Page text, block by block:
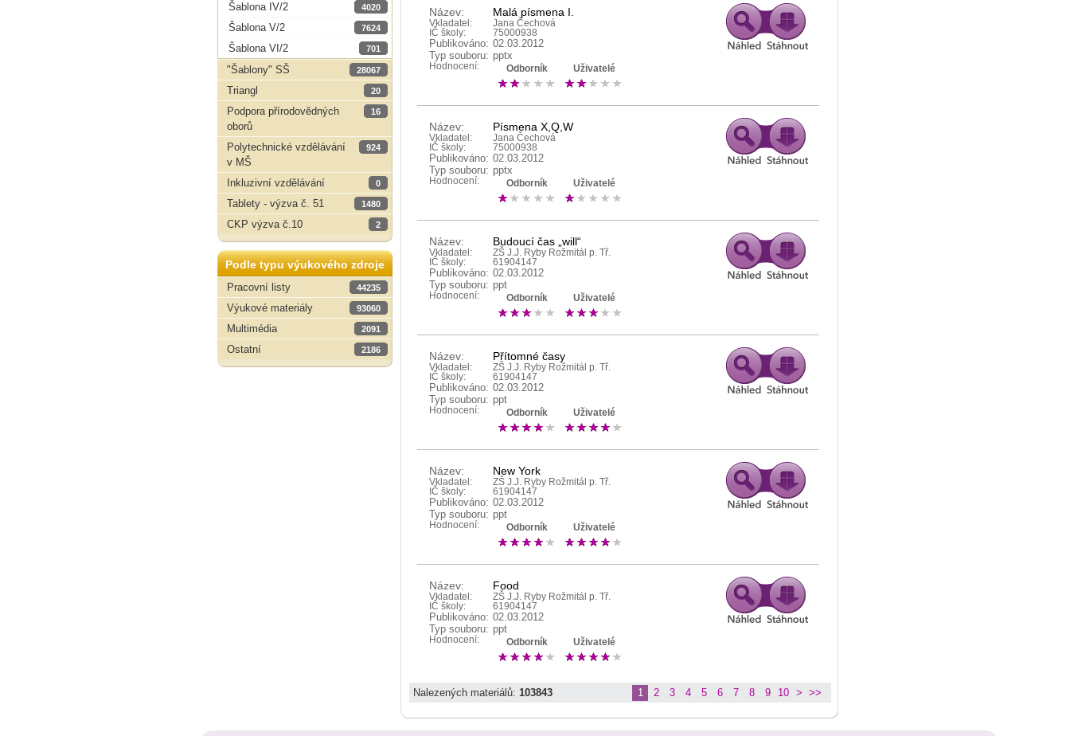
Šablona IV/2 4020
Šablona V/2 7624
Šablona VI/2 701
"Šablony" SŠ 28067
Triangl 20
Podpora přírodovědných
oborů
16
Polytechnické vzdělávání
v MŠ
924
Inkluzivní vzdělávání 0
Tablety - výzva č. 51 1480
CKP výzva č.10 2
Podle typu výukového zdroje
Pracovní listy
44235
Výukové materiály 93060
Multimédia 2091
Ostatní 2186
Název: Malá písmena I.
Vkladatel:
Jana Čechová
IČ školy:
75000938
Publikováno: 02.03.2012
Typ souboru: pptx
Hodnocení: Odborník Uživatelé
Název: Písmena X,Q,W
Vkladatel:
Jana Čechová
IČ školy:
75000938
Publikováno: 02.03.2012
Typ souboru: pptx
Hodnocení: Odborník Uživatelé
Název: Budoucí čas „will“
Vkladatel:
ZŠ J.J. Ryby Rožmitál p. Tř.
IČ školy:
61904147
Publikováno: 02.03.2012
Typ souboru: ppt
Hodnocení: Odborník Uživatelé
Název: Přítomné časy
Vkladatel:
ZŠ J.J. Ryby Rožmitál p. Tř.
IČ školy:
61904147
Publikováno: 02.03.2012
Typ souboru: ppt
Hodnocení: Odborník Uživatelé
Název: New York
Vkladatel:
ZŠ J.J. Ryby Rožmitál p. Tř.
IČ školy:
61904147
Publikováno: 02.03.2012
Typ souboru: ppt
Hodnocení: Odborník Uživatelé
Název: Food
Vkladatel:
ZŠ J.J. Ryby Rožmitál p. Tř.
IČ školy:
61904147
Publikováno: 02.03.2012
Typ souboru: ppt
Hodnocení: Odborník Uživatelé
Nalezených materiálů: 103843 1 2 3 4 5 6 7 8 9 10 > >>